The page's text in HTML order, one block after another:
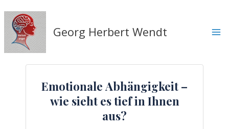
Inhalt
springen
Georg Herbert Wendt
Emotionale Abhängigkeit –
wie sieht es tief in Ihnen
aus?